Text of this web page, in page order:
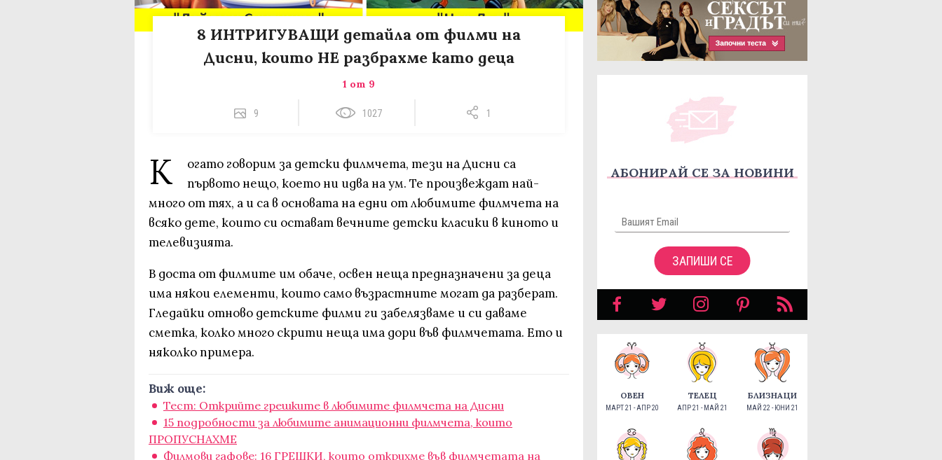
8 ИНТРИГУВАЩИ детайла от филми на
Дисни, които НЕ разбрахме като деца
1 от 9
9 1027 1
К
огато говорим за детски филмчета, тези на Дисни са
първото нещо, което ни идва на ум. Те произвеждат най-
много от тях, а и са в основата на едни от любимите филмчета на
всяко дете, които си остават вечните детски класики в киното и
телевизията.
В доста от филмите им обаче, освен неща предназначени за деца
има някои елементи, които само възрастните могат да разберат.
Гледайки отново детските филми ги забелязваме и си даваме
сметка, колко много скрити неща има дори във филмчетата. Ето и
няколко примера.
Виж още:
Тест: Открийте грешките в любимите филмчета на Дисни
15 подробности за любимите анимационни филмчета, които
ПРОПУСНАХМЕ
Филмови гафове: 16 ГРЕШКИ, които открихме във филмчетата на
АБОНИРАЙ СЕ ЗА НОВИНИ
ЗАПИШИ СЕ
ОВЕН
МАРТ 21 - АПР 20
ТЕЛЕЦ
АПР 21 - МАЙ 21
БЛИЗНАЦИ
МАЙ 22 - ЮНИ 21